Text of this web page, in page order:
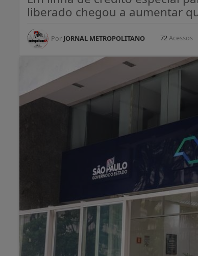
liberado chegou a aumentar
Por JORNAL METROPOLITANO 72Acessos